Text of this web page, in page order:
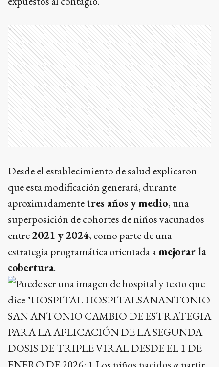
Ads
Desde el establecimiento de salud explicaron
que esta modificación generará, durante
aproximadamentetres años y medio, una
superposición de cohortes de niños vacunados
entre2021 y 2024, como parte de una
estrategia programática orientada amejorar la
cobertura.